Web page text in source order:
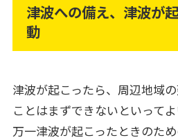
津波への備え、津波が
動
津波が起こったら、周辺地域
ことはまずできないといってよ
万一津波が起こったときのた